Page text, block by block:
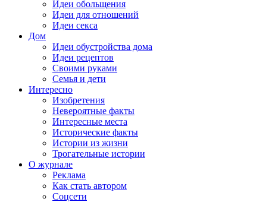
Идеи обольщения
Идеи для отношений
Идеи секса
Дом
Идеи обустройства дома
Идеи рецептов
Своими руками
Семья и дети
Интересно
Изобретения
Невероятные факты
Интересные места
Исторические факты
Истории из жизни
Трогательные истории
О журнале
Реклама
Как стать автором
Соцсети